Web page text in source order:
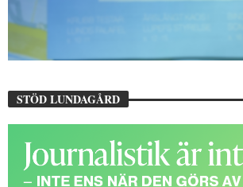
STÖD LUNDAGÅRD